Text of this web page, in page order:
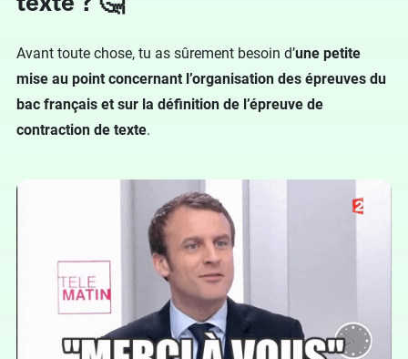
Avant toute chose, tu as sûrement besoin d’une petite
mise au point concernant l’organisation des épreuves du
bac français et sur la définition de l’épreuve de
contraction de texte.